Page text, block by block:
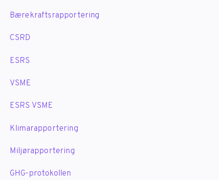
Bærekraftsrapportering
CSRD
ESRS
VSME
ESRS VSME
Klimarapportering
Miljørapportering
GHG-protokollen